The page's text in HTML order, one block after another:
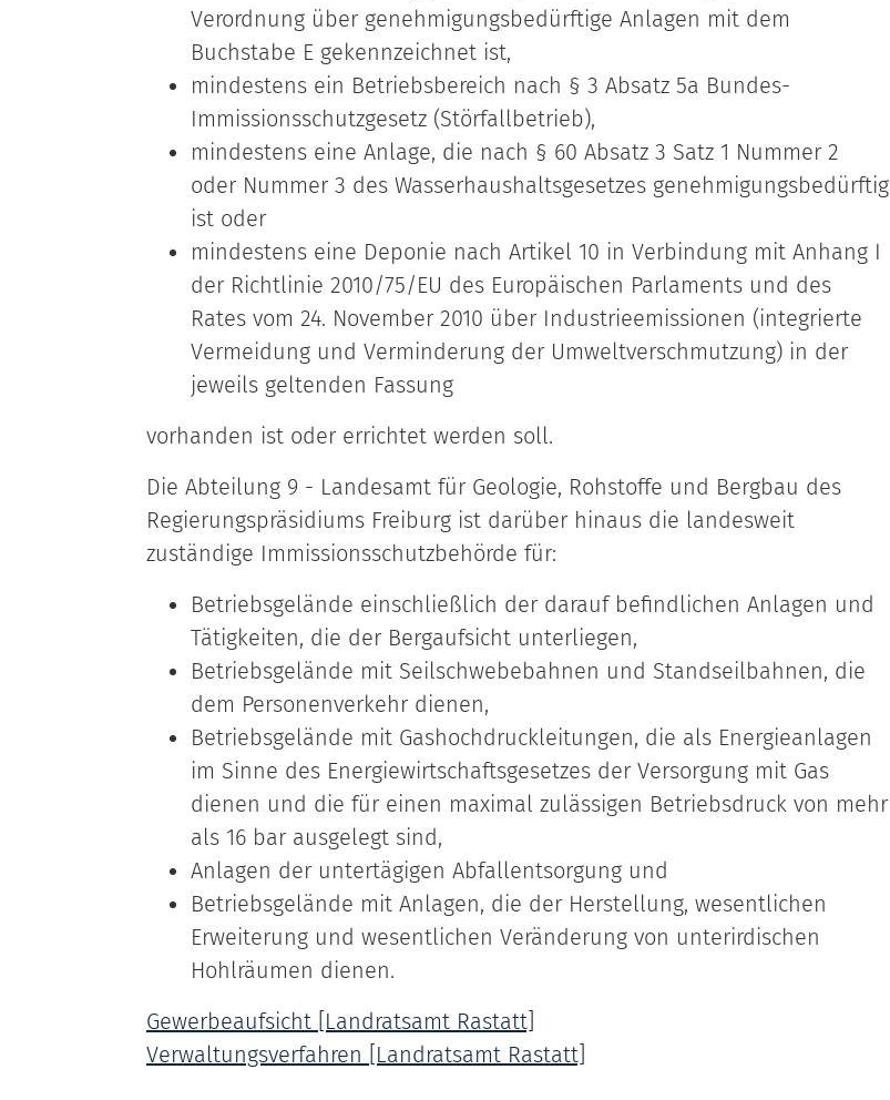
Verordnung über genehmigungsbedürftige Anlagen mit dem
Buchstabe E gekennzeichnet ist,
mindestens ein Betriebsbereich nach § 3 Absatz 5a Bundes-
Immissionsschutzgesetz (Störfallbetrieb),
mindestens eine Anlage, die nach § 60 Absatz 3 Satz 1 Nummer 2
oder Nummer 3 des Wasserhaushaltsgesetzes genehmigungsbedürftig
ist oder
mindestens eine Deponie nach Artikel 10 in Verbindung mit Anhang I
der Richtlinie 2010/75/EU des Europäischen Parlaments und des
Rates vom 24. November 2010 über Industrieemissionen (integrierte
Vermeidung und Verminderung der Umweltverschmutzung) in der
jeweils geltenden Fassung
vorhanden ist oder errichtet werden soll.
Die Abteilung 9 - Landesamt für Geologie, Rohstoffe und Bergbau des
Regierungspräsidiums Freiburg ist darüber hinaus die landesweit
zuständige Immissionsschutzbehörde für:
Betriebsgelände einschließlich der darauf befindlichen Anlagen und
Tätigkeiten, die der Bergaufsicht unterliegen,
Betriebsgelände mit Seilschwebebahnen und Standseilbahnen, die
dem Personenverkehr dienen,
Betriebsgelände mit Gashochdruckleitungen, die als Energieanlagen
im Sinne des Energiewirtschaftsgesetzes der Versorgung mit Gas
dienen und die für einen maximal zulässigen Betriebsdruck von mehr
als 16 bar ausgelegt sind,
Anlagen der untertägigen Abfallentsorgung und
Betriebsgelände mit Anlagen, die der Herstellung, wesentlichen
Erweiterung und wesentlichen Veränderung von unterirdischen
Hohlräumen dienen.
Gewerbeaufsicht [Landratsamt Rastatt]
Verwaltungsverfahren [Landratsamt Rastatt]